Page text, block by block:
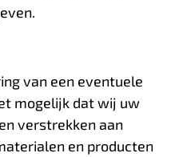
van een eventuele
mogelijk dat wij uw
verstrekken aan
en producten